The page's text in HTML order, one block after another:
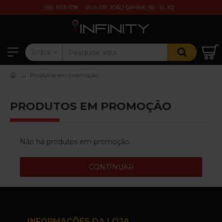
(55) 3513-1178 RUA DR. JOÃO DAHNE, 50 - SL 102
Todos
Produtos em promoção
PRODUTOS EM PROMOÇÃO
Não há produtos em promoção.
CONTINUAR